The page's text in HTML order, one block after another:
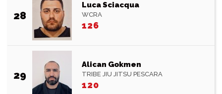
28
Luca Sciacqua
WCRA
126
29
Alican Gokmen
TRIBE JIU JITSU PESCARA
120